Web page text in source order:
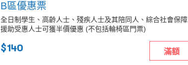
B區優惠票
全日制學生、高齡人士、殘疾人士及其陪同人、綜合社會保障
援助受惠人士可獲半價優惠 (不包括輪椅區門票)
$140 滿額